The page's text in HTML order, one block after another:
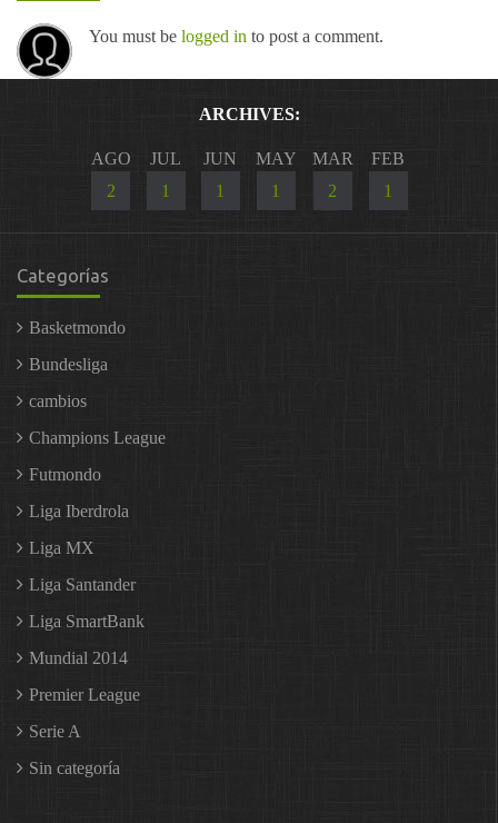
You must be logged in to post a comment.
ARCHIVES:
AGO
2
JUL
1
JUN
1
MAY
1
MAR
2
FEB
1
Categorías
Basketmondo
Bundesliga
cambios
Champions League
Futmondo
Liga Iberdrola
Liga MX
Liga Santander
Liga SmartBank
Mundial 2014
Premier League
Serie A
Sin categoría